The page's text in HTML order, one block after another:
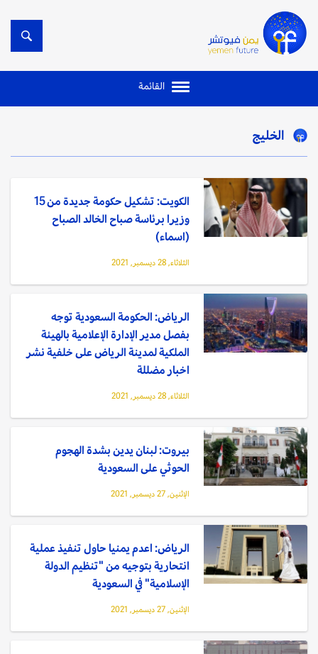
القائمة
الخليج
الكويت: تشكيل حكومة جديدة من 15
وزيرا برئاسة صباح الخالد الصباح
(اسماء)
الثلاثاء, 28 ديسمبر, 2021
الرياض: الحكومة السعودية توجه
بفصل مدير الإدارة الإعلامية بالهيئة
الملكية لمدينة الرياض على خلفية نشر
اخبار مضللة
الثلاثاء, 28 ديسمبر, 2021
بيروت: لبنان يدين بشدة الهجوم
الحوثي على السعودية
الإثنين, 27 ديسمبر, 2021
الرياض: اعدم يمنيا حاول تنفيذ عملية
انتحارية بتوجيه من "تنظيم الدولة
الإسلامية" في السعودية
الإثنين, 27 ديسمبر, 2021